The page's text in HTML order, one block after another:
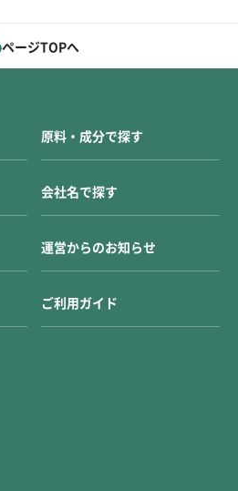
ページTOPへ
原料・成分で探す
会社名で探す
運営からのお知らせ
ご利用ガイド